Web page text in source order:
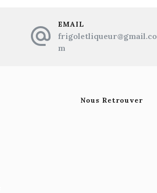
EMAIL
frigoletliqueur@gmail.co
m
Nous Retrouver